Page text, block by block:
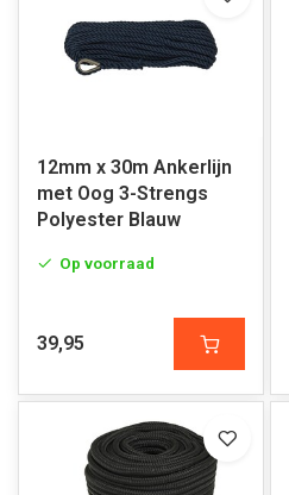
12mm x 30m Ankerlijn
met Oog 3-Strengs
Polyester Blauw
Op voorraad
39,95